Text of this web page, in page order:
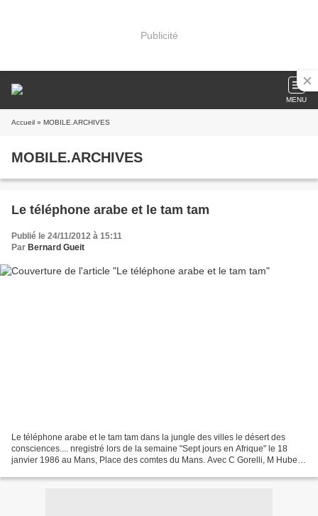
Publicité
MENU
Accueil » MOBILE.ARCHIVES
MOBILE.ARCHIVES
Le téléphone arabe et le tam tam
Publié le 24/11/2012 à 15:11
Par Bernard Gueit
Le téléphone arabe et le tam tam dans la jungle des villes le désert des
consciences.... nregistré lors de la semaine "Sept jours en Afrique" le 18
janvier 1986 au Mans, Place des comtes du Mans. Avec C Gorelli, M Hubert